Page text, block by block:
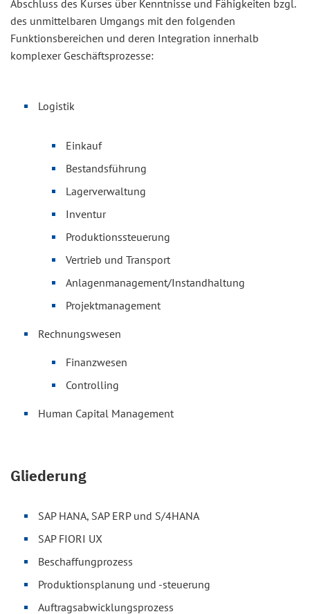
Abschluss des Kurses über Kenntnisse und Fähigkeiten bzgl.
des unmittelbaren Umgangs mit den folgenden
Funktionsbereichen und deren Integration innerhalb
komplexer Geschäftsprozesse:
Logistik
Einkauf
Bestandsführung
Lagerverwaltung
Inventur
Produktionssteuerung
Vertrieb und Transport
Anlagenmanagement/Instandhaltung
Projektmanagement
Rechnungswesen
Finanzwesen
Controlling
Human Capital Management
Gliederung
SAP HANA, SAP ERP und S/4HANA
SAP FIORI UX
Beschaffungprozess
Produktionsplanung und -steuerung
Auftragsabwicklungsprozess